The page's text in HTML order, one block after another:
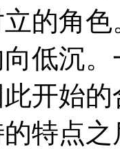
的角
低沉
开始
特点